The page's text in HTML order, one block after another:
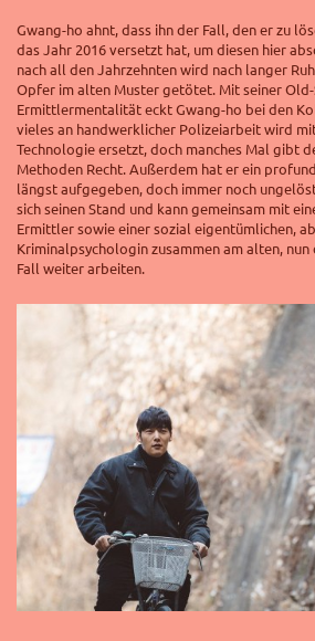
Gwang-ho ahnt, dass ihn der Fall, den er zu
das Jahr 2016 versetzt hat, um diesen hier
nach all den Jahrzehnten wird nach langer
Opfer im alten Muster getötet. Mit seiner
Ermittlermentalität eckt Gwang-ho bei den
vieles an handwerklicher Polizeiarbeit wird
Technologie ersetzt, doch manches Mal gibt
Methoden Recht. Außerdem hat er ein
längst aufgegeben, doch immer noch
sich seinen Stand und kann gemeinsam mit
Ermittler sowie einer sozial eigentümlichen,
Kriminalpsychologin zusammen am alten,
Fall weiter arbeiten.